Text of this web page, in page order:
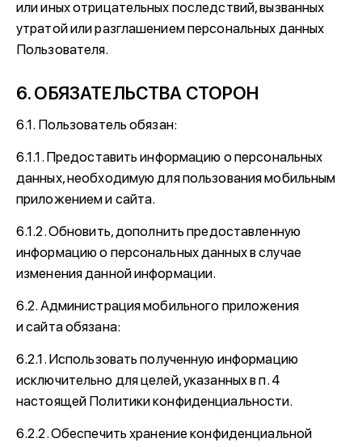
или иных отрицательных последствий, вызванных
утратой или разглашением персональных данных
Пользователя.
6. ОБЯЗАТЕЛЬСТВА СТОРОН
6.1. Пользователь обязан:
6.1.1. Предоставить информацию о персональных
данных, необходимую для пользования мобильным
приложением и сайта.
6.1.2. Обновить, дополнить предоставленную
информацию о персональных данных в случае
изменения данной информации.
6.2. Администрация мобильного приложения
и сайта обязана:
6.2.1. Использовать полученную информацию
исключительно для целей, указанных в п. 4
настоящей Политики конфиденциальности.
6.2.2. Обеспечить хранение конфиденциальной